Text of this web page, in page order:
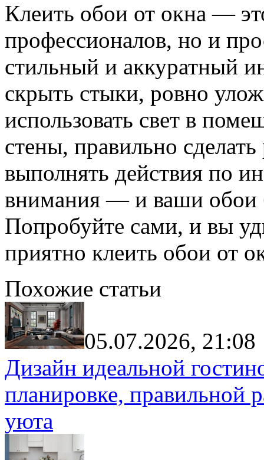
Клеить обои от окна —
профессионалов, но и
стильный и аккуратный
скрыть стыки, ровно
использовать свет в
стены, правильно
выполнять действия по
внимания — и ваши обои
Попробуйте сами, и вы
приятно клеить обои от
Похожие статьи
05.07.2026, 21:08
Дизайн идеальной
планировке, правильной
уюта